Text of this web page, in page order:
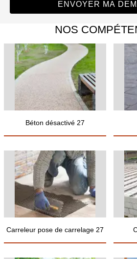
NOS
Béton désactivé 27
Carreleur pose de carrelage 27